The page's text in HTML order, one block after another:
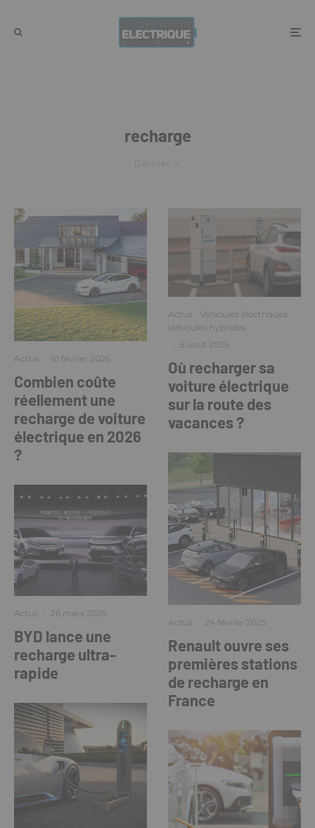
recharge
Actus · 10 février 2026
Combien coûte
réellement une
recharge de voiture
électrique en 2026
?
Actus · 26 mars 2025
BYD lance une
recharge ultra-
rapide
Actus
Véhicules électriques
Véhicules hybrides
· 5 août 2025
Où recharger sa
voiture électrique
sur la route des
vacances ?
Actus · 24 février 2025
Renault ouvre ses
premières stations
de recharge en
France